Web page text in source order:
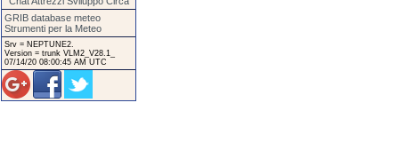
GRIB database meteo
Strumenti per la Meteo
Srv = NEPTUNE2.
Version = trunk VLM2_V28.1_
07/14/20 08:00:45 AM UTC